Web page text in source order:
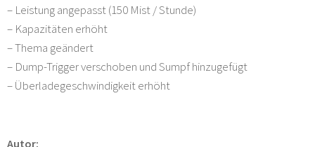
– Leistung angepasst (150 Mist / Stunde)
– Kapazitäten erhöht
– Thema geändert
– Dump-Trigger verschoben und Sumpf hinzugefügt
– Überladegeschwindigkeit erhöht
Autor: